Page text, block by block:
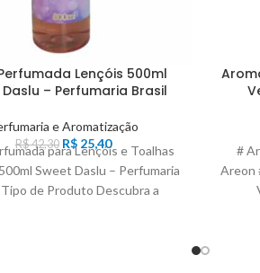
Lençóis 500ml
Daslu – Perfumaria Brasil
e Aromatização
R$42,30 R$25,40
para Lençóis e Toalhas
Sweet Daslu – Perfumaria
de Produto Descubra a
#
Areon